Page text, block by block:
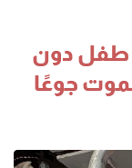
الإعلام الحكومي: نحو 3500 طفل دون
جوعًا